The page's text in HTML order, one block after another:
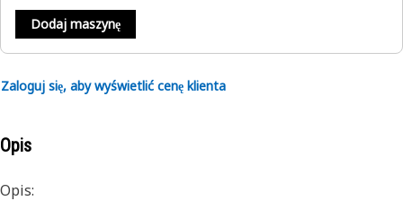
Dodaj maszynę
Zaloguj się, aby wyświetlić cenę klienta
Opis
Opis: